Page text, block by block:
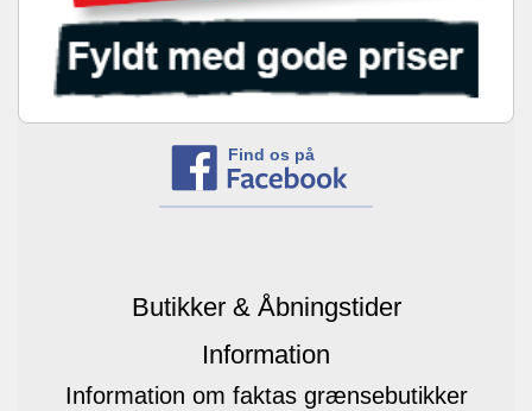
Find os på
Butikker & Åbningstider
Information
Information om faktas grænsebutikker